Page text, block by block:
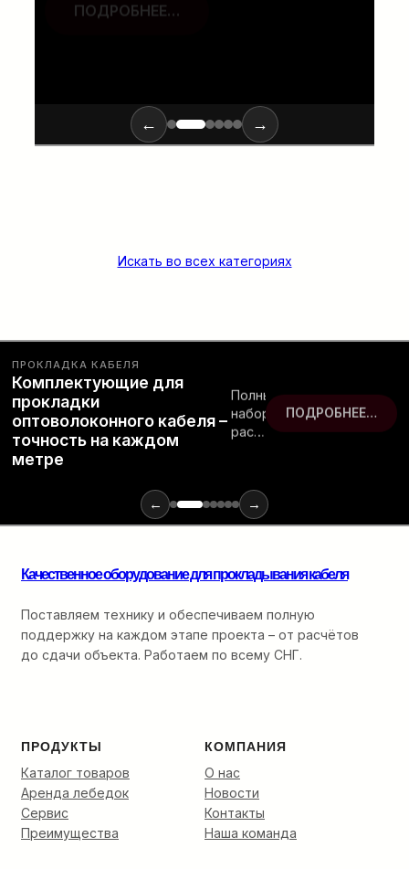
← →
Искать во всех категориях
ПРОКЛАДКА КАБЕЛЯ
Комплектующие для
прокладки
оптоволоконного кабеля –
точность на каждом
метре
Полный
набор
расходных
для
монтажа
ввода
кабельную
канализацию
до
ПОДРОБНЕЕ…
← →
Качественное оборудование для прокладывания кабеля
Поставляем технику и обеспечиваем полную
поддержку на каждом этапе проекта – от расчётов
до сдачи объекта. Работаем по всему СНГ.
ПРОДУКТЫ
Каталог товаров
Аренда лебедок
Сервис
Преимущества
КОМПАНИЯ
О нас
Новости
Контакты
Наша команда